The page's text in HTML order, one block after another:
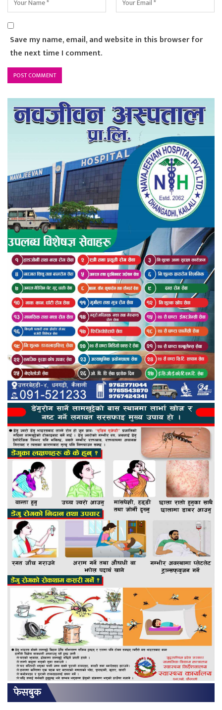
Save my name, email, and website in this browser for
the next time I comment.
फेसबुक